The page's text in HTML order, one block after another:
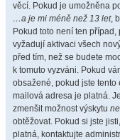
věcí. Pokud je umožněna
…a je mi méně než 13 let,
Pokud toto není ten
vyžadují aktivaci všech
před tím, než se budete
k tomuto vyzváni. Pokud
obsažené, pokud jste
mailová adresa je platná.
zmenšit možnost výskytu
obtěžovat. Pokud si jste
platná, kontaktujte